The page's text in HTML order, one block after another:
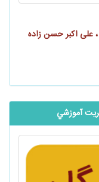
اکبر حسن زاده
آموزشي